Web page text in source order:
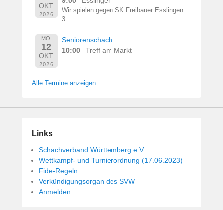
OKT.
2026
Wir spielen gegen SK Freibauer Esslingen
3.
MO.
12
OKT.
2026
Seniorenschach
10:00
Treff am Markt
Alle Termine anzeigen
Links
Schachverband Württemberg e.V.
Wettkampf- und Turnierordnung (17.06.2023)
Fide-Regeln
Verkündigungsorgan des SVW
Anmelden